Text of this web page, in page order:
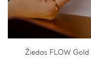
Žiedas FLOW Gold